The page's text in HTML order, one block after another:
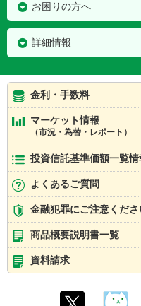
お困りの方へ
詳細情報
金利・手数料
マーケット情報
（市況・為替・レポート）
投資信託基準価額一覧情
よくあるご質問
金融犯罪にご注意くださ
商品概要説明書一覧
資料請求